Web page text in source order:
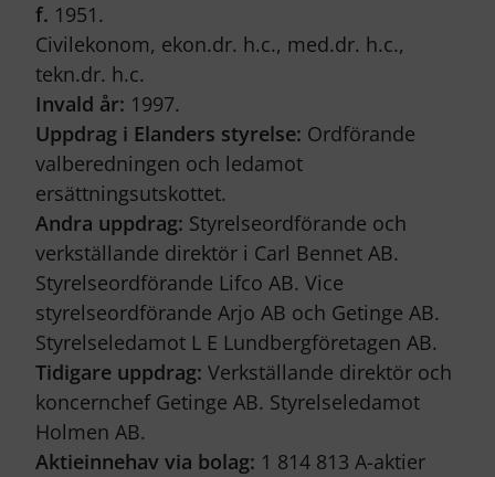
f. 1951.
Civilekonom, ekon.dr. h.c., med.dr. h.c.,
tekn.dr. h.c.
Invald år: 1997.
Uppdrag i Elanders styrelse: Ordförande
valberedningen och ledamot
ersättningsutskottet.
Andra uppdrag: Styrelseordförande och
verkställande direktör i Carl Bennet AB.
Styrelseordförande Lifco AB. Vice
styrelseordförande Arjo AB och Getinge AB.
Styrelseledamot L E Lundbergföretagen AB.
Tidigare uppdrag: Verkställande direktör och
koncernchef Getinge AB. Styrelseledamot
Holmen AB.
Aktieinnehav via bolag: 1 814 813 A-aktier